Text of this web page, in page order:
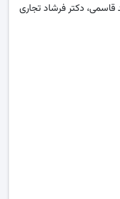
قاسمی، دکتر فرشاد تجاری